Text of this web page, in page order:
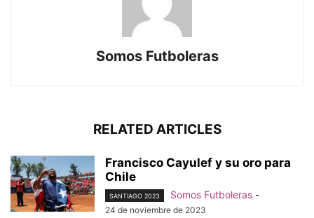
Somos Futboleras
RELATED ARTICLES
Francisco Cayulef y su oro para
Chile
SANTIAGO 2023 Somos Futboleras -
24 de noviembre de 2023